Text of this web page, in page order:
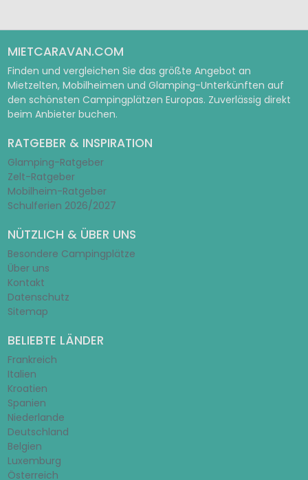
MIETCARAVAN.COM
Finden und vergleichen Sie das größte Angebot an
Mietzelten, Mobilheimen und Glamping-Unterkünften auf
den schönsten Campingplätzen Europas. Zuverlässig direkt
beim Anbieter buchen.
RATGEBER & INSPIRATION
Glamping-Ratgeber
Zelt-Ratgeber
Mobilheim-Ratgeber
Schulferien 2026/2027
NÜTZLICH & ÜBER UNS
Besondere Campingplätze
Über uns
Kontakt
Datenschutz
Sitemap
BELIEBTE LÄNDER
Frankreich
Italien
Kroatien
Spanien
Niederlande
Deutschland
Belgien
Luxemburg
Österreich